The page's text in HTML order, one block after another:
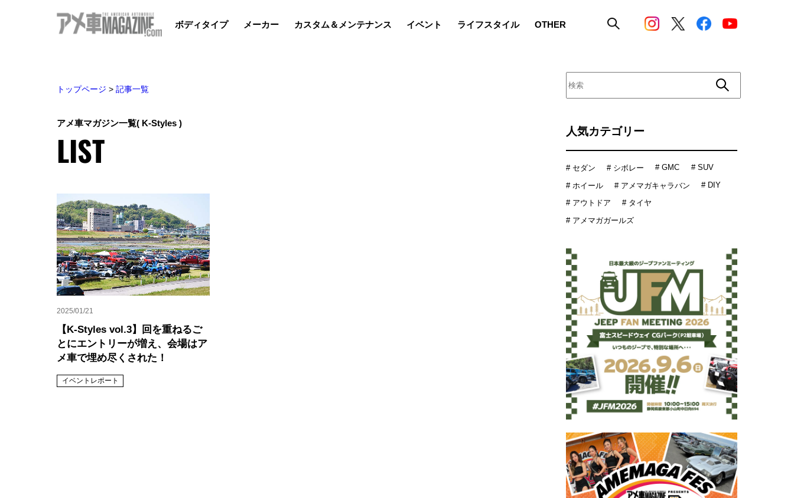
ボディタイプ メーカー カスタム＆メンテナンス イベント ライフスタイル OTHER
トップページ > 記事一覧
アメ車マガジン一覧( K-Styles )
LIST
2025/01/21
【K-Styles vol.3】回を重ねるご
とにエントリーが増え、会場はア
メ車で埋め尽くされた！
イベントレポート
人気カテゴリー
# セダン # シボレー # GMC # SUV
# ホイール # アメマガキャラバン # DIY
# アウトドア
# タイヤ
# アメマガガールズ